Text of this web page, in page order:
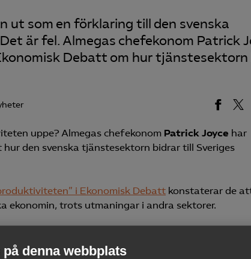
denna webbplats
ut som en förklaring till den svenska
är fel. Almegas chefekonom Patrick
Debatt om hur
uppe? Almegas chefekonom Patrick Joyce har
hur den svenska tjänstesektorn bidrar till Sveriges
i Ekonomisk Debatt konstaterar de
trots utmaningar i andra sektorer.